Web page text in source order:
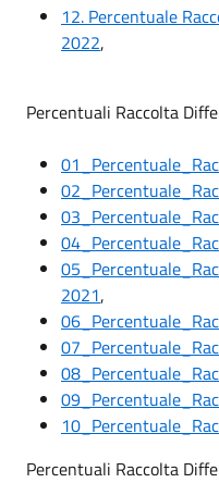
12. Percentuale
2022,
Percentuali Raccolta
2021,
Percentuali Raccolta